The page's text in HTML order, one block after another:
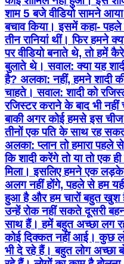
शाम 5 बजे वीडियो सामने
बचाव किया। इसमें कहा-
तीन रानियां थीं। फिर हमने
पर वीडियो बनाते थे, तो हमें
बुलाते थे। सवाल: क्या यह
है? अलका: नहीं, हमने शादी
चाहते। सवाल: शादी को
रजिस्टर कराने के बाद भी
बाकी अगर कोई हमसे इस
तीनों एक पति के साथ रह
अलका: प्लान तो हमारा
कि शादी करेंगे तो या तो एक
मिला। इसलिए हमने एक
अलग नहीं होंगे, पहले से हम
हुआ है और हम चारों बहुत खुश
उन्हें रोक नहीं सकते दूसरी
साथ हैं। हमें बहुत अच्छा लग
कोई दिक्कत नहीं आई। कुछ
भी दे रहे हैं। बहुत लोग अच्छा